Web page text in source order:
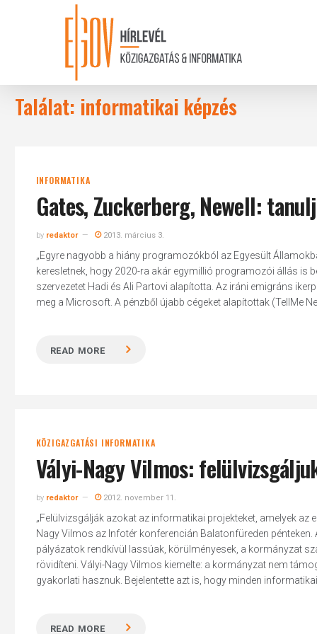
Találat: informatikai képzés
INFORMATIKA
Gates, Zuckerberg, Newell:
by redaktor 2013. március 3.
„Egyre nagyobb a hiány programozókból az Egyesült
keresletnek, hogy 2020-ra akár egymillió programozói állás is
szervezetet Hadi és Ali Partovi alapította. Az iráni emigráns
meg a Microsoft. A pénzből újabb cégeket alapítottak (TellMe
READ MORE
KÖZIGAZGATÁSI INFORMATIKA
Vályi-Nagy Vilmos:
by redaktor 2012. november 11.
„Felülvizsgálják azokat az informatikai projekteket, amelyek az
Nagy Vilmos az Infotér konferencián Balatonfüreden
pályázatok rendkívül lassúak, körülményesek, a kormányzat
rövidíteni. Vályi-Nagy Vilmos kiemelte: a kormányzat nem
gyakorlati hasznuk. Bejelentette azt is, hogy minden
READ MORE